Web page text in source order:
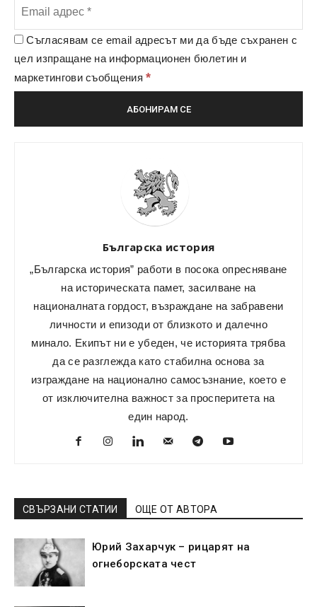
Съгласявам се email адресът ми да бъде съхранен с
цел изпращане на информационен бюлетин и
маркетингови съобщения*
Българска история
„Българска история” работи в посока опресняване
на историческата памет, засилване на
националната гордост, възраждане на забравени
личности и епизоди от близкото и далечно
минало. Екипът ни е убеден, че историята трябва
да се разглежда като стабилна основа за
изграждане на национално самосъзнание, което е
от изключителна важност за просперитета на
един народ.
СВЪРЗАНИ СТАТИИ ОЩЕ ОТ АВТОРА
Юрий Захарчук – рицарят на
огнеборската чест